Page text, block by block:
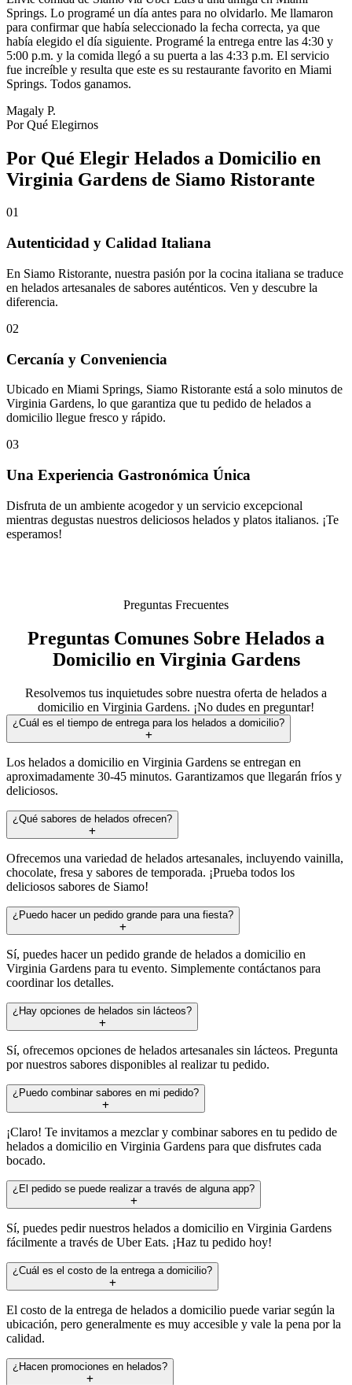
Springs. Lo programé un día antes para no olvidarlo. Me llamaron
para confirmar que había seleccionado la fecha correcta, ya que
había elegido el día siguiente. Programé la entrega entre las 4:30 y
5:00 p.m. y la comida llegó a su puerta a las 4:33 p.m. El servicio
fue increíble y resulta que este es su restaurante favorito en Miami
Springs. Todos ganamos.
Magaly P.
Por Qué Elegirnos
Por Qué Elegir Helados a Domicilio en
Virginia Gardens de Siamo Ristorante
01
Autenticidad y Calidad Italiana
En Siamo Ristorante, nuestra pasión por la cocina italiana se traduce
en helados artesanales de sabores auténticos. Ven y descubre la
diferencia.
02
Cercanía y Conveniencia
Ubicado en Miami Springs, Siamo Ristorante está a solo minutos de
Virginia Gardens, lo que garantiza que tu pedido de helados a
domicilio llegue fresco y rápido.
03
Una Experiencia Gastronómica Única
Disfruta de un ambiente acogedor y un servicio excepcional
mientras degustas nuestros deliciosos helados y platos italianos. ¡Te
esperamos!
Preguntas Frecuentes
Preguntas Comunes Sobre Helados a
Domicilio en Virginia Gardens
Resolvemos tus inquietudes sobre nuestra oferta de helados a
domicilio en Virginia Gardens. ¡No dudes en preguntar!
¿Cuál es el tiempo de entrega para los helados a domicilio?
Los helados a domicilio en Virginia Gardens se entregan en
aproximadamente 30-45 minutos. Garantizamos que llegarán fríos y
deliciosos.
¿Qué sabores de helados ofrecen?
Ofrecemos una variedad de helados artesanales, incluyendo vainilla,
chocolate, fresa y sabores de temporada. ¡Prueba todos los
deliciosos sabores de Siamo!
¿Puedo hacer un pedido grande para una fiesta?
Sí, puedes hacer un pedido grande de helados a domicilio en
Virginia Gardens para tu evento. Simplemente contáctanos para
coordinar los detalles.
¿Hay opciones de helados sin lácteos?
Sí, ofrecemos opciones de helados artesanales sin lácteos. Pregunta
por nuestros sabores disponibles al realizar tu pedido.
¿Puedo combinar sabores en mi pedido?
¡Claro! Te invitamos a mezclar y combinar sabores en tu pedido de
helados a domicilio en Virginia Gardens para que disfrutes cada
bocado.
¿El pedido se puede realizar a través de alguna app?
Sí, puedes pedir nuestros helados a domicilio en Virginia Gardens
fácilmente a través de Uber Eats. ¡Haz tu pedido hoy!
¿Cuál es el costo de la entrega a domicilio?
El costo de la entrega de helados a domicilio puede variar según la
ubicación, pero generalmente es muy accesible y vale la pena por la
calidad.
¿Hacen promociones en helados?